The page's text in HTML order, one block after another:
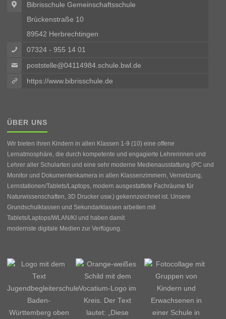
Bibrisschule Gemeinschaftsschule
Brückenstraße 10
89542 Herbrechtingen
07324 - 955 14 01
poststelle@04114984.schule.bwl.de
https://www.bibrisschule.de
ÜBER UNS
Wir bieten ihren Kindern in allen Klassen 1-9 (10) eine offene
Lernatmosphäre, die durch kompetente und engagierte Lehrerinnen und
Lehrer aller Schularten und eine sehr moderne Medienausstattung (PC und
Monitor und Dokumentenkamera in allen Klassenzimmern, Vernetzung,
Lernstationen/Tablets/Laptops, modern ausgestattete Fachräume für
Naturwissenschaften, 3D Drucker usw.) gekennzeichnet ist. Unsere
Grundschulklassen und Sekundarklassen arbeiten mit
Tablets/Laptops/WLAN/KI und haben damit
modernste digitale Medien zur Verfügung.